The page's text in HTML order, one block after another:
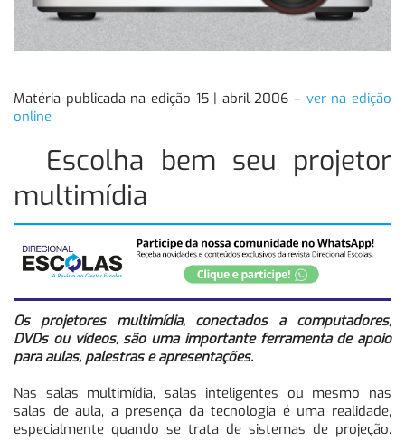
Matéria publicada na edição 15 | abril 2006 – ver na edição
online
Escolha bem seu projetor
multimídia
Os projetores multimídia, conectados a computadores,
DVDs ou vídeos, são uma importante ferramenta de apoio
para aulas, palestras e apresentações.
Nas salas multimídia, salas inteligentes ou mesmo nas
salas de aula, a presença da tecnologia é uma realidade,
especialmente quando se trata de sistemas de projeção.